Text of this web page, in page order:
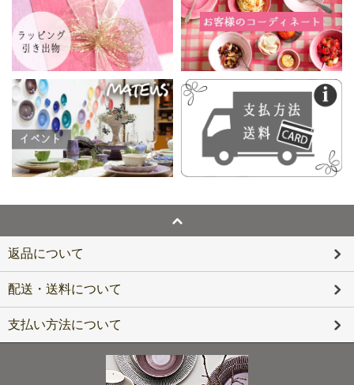
返品について
配送・送料について
支払い方法について